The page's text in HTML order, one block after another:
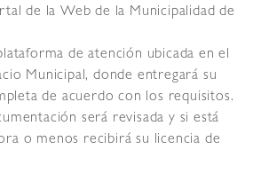
de la Web de la Municipalidad de
de atención ubicada en el
Municipal, donde entregará su
de acuerdo con los requisitos.
será revisada y si está
o menos recibirá su licencia de